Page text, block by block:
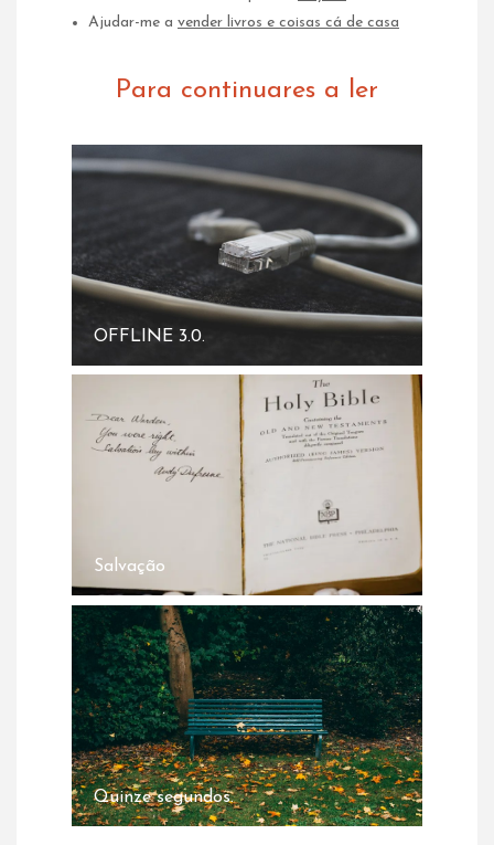
Ajudar-me a vender livros e coisas cá de casa
Para continuares a ler
OFFLINE 3.0.
Salvação
Quinze segundos.